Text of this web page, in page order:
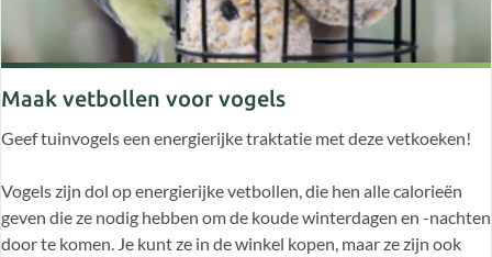
Maak vetbollen voor vogels
Geef tuinvogels een energierijke traktatie met deze vetkoeken!
Vogels zijn dol op energierijke vetbollen, die hen alle calorieën
geven die ze nodig hebben om de koude winterdagen en -nachten
door te komen. Je kunt ze in de winkel kopen, maar ze zijn ook